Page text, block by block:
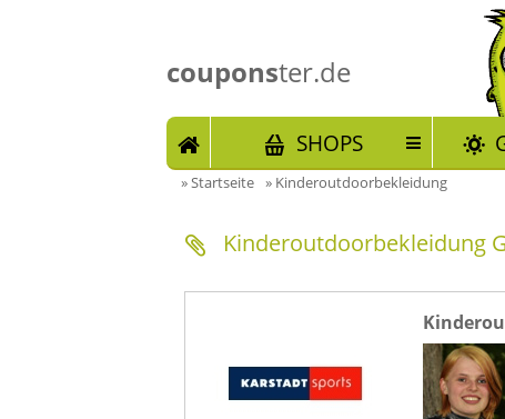
couponster.de
START SHOPS
»Startseite » Kinderoutdoorbekleidung
Kinderoutdoorbekleidung